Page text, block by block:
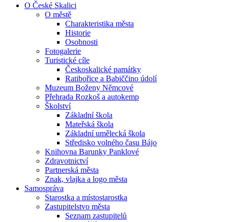
O České Skalici
O městě
Charakteristika města
Historie
Osobnosti
Fotogalerie
Turistické cíle
Českoskalické památky
Ratibořice a Babiččino údolí
Muzeum Boženy Němcové
Přehrada Rozkoš a autokemp
Školství
Základní škola
Mateřská škola
Základní umělecká škola
Středisko volného času Bájo
Knihovna Barunky Panklové
Zdravotnictví
Partnerská města
Znak, vlajka a logo města
Samospráva
Starostka a místostarostka
Zastupitelstvo města
Seznam zastupitelů